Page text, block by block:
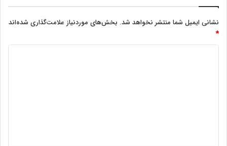
نشانی ایمیل شما منتشر نخواهد شد. بخش‌های موردنیاز علامت‌گذاری شده‌اند
*